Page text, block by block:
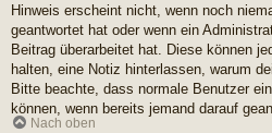
Hinweis erscheint nicht, wenn noch
geantwortet hat oder wenn ein
Beitrag überarbeitet hat. Diese können
halten, eine Notiz hinterlassen, warum
Bitte beachte, dass normale Benutzer
können, wenn bereits jemand darauf
Nach oben